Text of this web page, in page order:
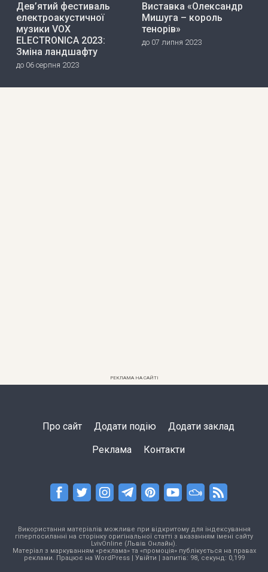
Дев’ятий фестиваль
електроакустичної
музики VOX
ELECTRONICA 2023:
Зміна ландшафту
до 06 серпня 2023
Виставка «Олександр
Мишуга – король
тенорів»
до 07 липня 2023
РЕКЛАМА НА САЙТІ
Про сайт Додати подію Додати заклад
Реклама Контакти
Використання матеріалів можливе при відкритому для індексування
гіперпосиланні на сторінку оригінальної статті з вказанням імені сайту
LvivOnline (Львів Онлайн).
Матеріал з маркуванням «реклама» та «промоція» публікується на правах
реклами. Працює на WordPress| Увійти | запитів: 98, секунд: 0,199